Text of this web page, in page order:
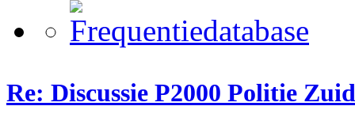
Re: Discussie P2000 Politie